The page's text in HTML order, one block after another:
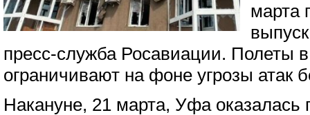
марта
пресс-служба Росавиации. Полеты в
ограничивают на фоне угрозы атак
Накануне, 21 марта, Уфа оказалась